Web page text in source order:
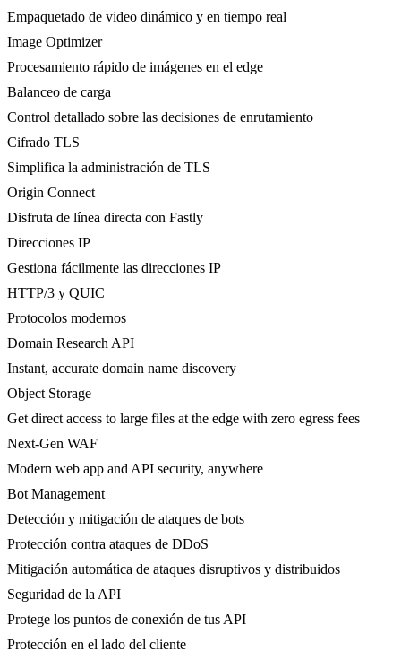
Empaquetado de video dinámico y en tiempo real
Image Optimizer
Procesamiento rápido de imágenes en el edge
Balanceo de carga
Control detallado sobre las decisiones de enrutamiento
Cifrado TLS
Simplifica la administración de TLS
Origin Connect
Disfruta de línea directa con Fastly
Direcciones IP
Gestiona fácilmente las direcciones IP
HTTP/3 y QUIC
Protocolos modernos
Domain Research API
Instant, accurate domain name discovery
Object Storage
Get direct access to large files at the edge with zero egress fees
Next-Gen WAF
Modern web app and API security, anywhere
Bot Management
Detección y mitigación de ataques de bots
Protección contra ataques de DDoS
Mitigación automática de ataques disruptivos y distribuidos
Seguridad de la API
Protege los puntos de conexión de tus API
Protección en el lado del cliente